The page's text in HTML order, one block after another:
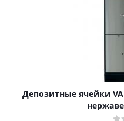
Депозитные ячейки